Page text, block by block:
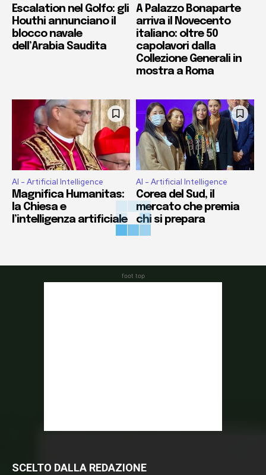
Escalation nel Golfo: gli
Houthi annunciano il
blocco navale
dell’Arabia Saudita
A Palazzo Bonaparte
arriva il Novecento
italiano: oltre 50
capolavori dalla
Collezione Generali in
mostra a Roma
AI - Artificial Intelligence
Magnifica Humanitas:
la Chiesa e
l’intelligenza artificiale
AI - Artificial Intelligence
Corea del Sud, il
mercato che premia
chi si prepara
foot top
SCELTO DALLA REDAZIONE